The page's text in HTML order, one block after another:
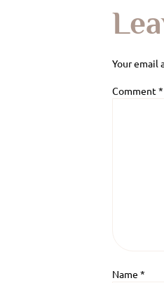
Your email
Comment*
Name *